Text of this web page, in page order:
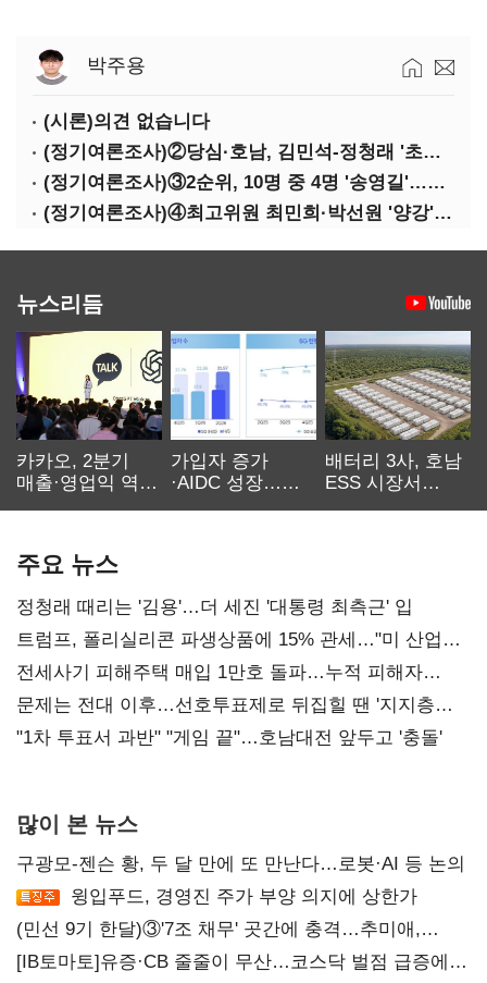
박주용
(시론)의견 없습니다
(정기여론조사)②당심·호남, 김민석-정청래 '초접전'
(정기여론조사)③2순위, 10명 중 4명 '송영길'…정청래 '한 자릿수'
(정기여론조사)④최고위원 최민희·박선원 '양강'…서미화·이성윤·임미애 뒤이어
뉴스리듬
카카오, 2분기
매출·영업익 역대
가입자 증가
·AIDC 성장…
배터리 3사, 호남
ESS 시장서
주요 뉴스
정청래 때리는 '김용'…더 세진 '대통령 최측근' 입
트럼프, 폴리실리콘 파생상품에 15% 관세…"미 산업
재건"
전세사기 피해주택 매입 1만호 돌파…누적 피해자
4만278명
문제는 전대 이후…선호투표제로 뒤집힐 땐 '지지층
불복'
"1차 투표서 과반" "게임 끝"…호남대전 앞두고 '충돌'
많이 본 뉴스
구광모-젠슨 황, 두 달 만에 또 만난다…로봇·AI 등 논의
윙입푸드, 경영진 주가 부양 의지에 상한가
(민선 9기 한달)③'7조 채무' 곳간에 충격…추미애,
20년만에 '비상재정' 선언 승부수
[IB토마토]유증·CB 줄줄이 무산…코스닥 벌점 급증에